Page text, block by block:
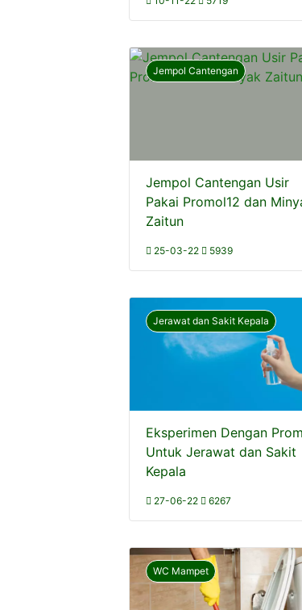
Jempol Cantengan
Jempol Cantengan Usir
Pakai Promol12 dan
Zaitun
25-03-22 5939
Jerawat dan Sakit Kepala
Eksperimen Dengan
Untuk Jerawat dan Sakit
Kepala
27-06-22 6267
WC Mampet